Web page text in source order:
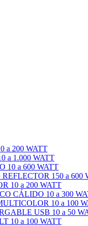
a 200 WATT
a 1.000 WATT
10 a 600 WATT
150 a 600
10 a 200 WATT
CÁLIDO 10 a 300
10 a 100
USB 10 a 50
10 a 100 WATT